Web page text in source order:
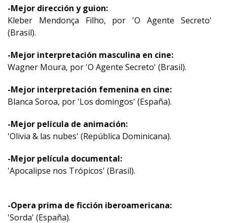
-Mejor dirección y guion:
Kleber Mendonça Filho, por 'O Agente Secreto'
(Brasil).
-Mejor interpretación masculina en cine:
Wagner Moura, por 'O Agente Secreto' (Brasil).
-Mejor interpretación femenina en cine:
Blanca Soroa, por 'Los domingos' (España).
-Mejor película de animación:
'Olivia & las nubes' (República Dominicana).
-Mejor película documental:
'Apocalipse nos Trópicos' (Brasil).
-Opera prima de ficción iberoamericana:
'Sorda' (España).